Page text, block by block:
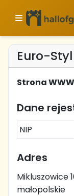
Euro-
Strona
Dane
NIP
Adres
Mikluszowice
małopolskie